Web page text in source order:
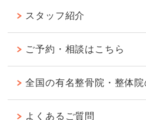
スタッフ紹介
ご予約・相談はこちら
全国の有名整骨院・整体
よくあるご質問